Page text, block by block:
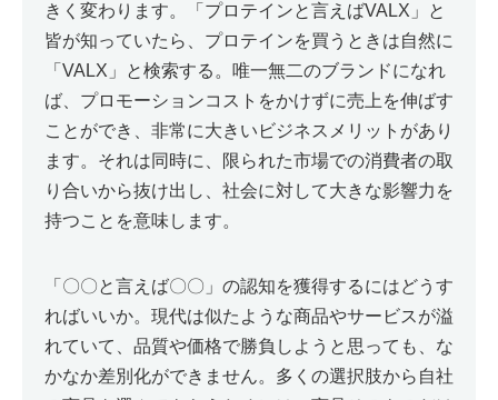
きく変わります。「プロテインと言えばVALX」と
皆が知っていたら、プロテインを買うときは自然に
「VALX」と検索する。唯一無二のブランドになれ
ば、プロモーションコストをかけずに売上を伸ばす
ことができ、非常に大きいビジネスメリットがあり
ます。それは同時に、限られた市場での消費者の取
り合いから抜け出し、社会に対して大きな影響力を
持つことを意味します。
「〇〇と言えば〇〇」の認知を獲得するにはどうす
ればいいか。現代は似たような商品やサービスが溢
れていて、品質や価格で勝負しようと思っても、な
かなか差別化ができません。多くの選択肢から自社